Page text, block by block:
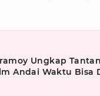
Ungkap
Andai Waktu Bisa